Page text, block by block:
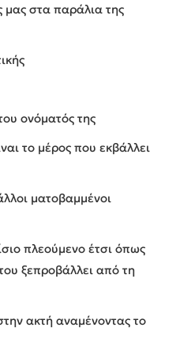
μας στα παράλια της
ονόματός της
το μέρος που εκβάλλει
ματοβαμμένοι
πλεούμενο έτσι όπως
ξεπροβάλλει από τη
ακτή αναμένοντας το